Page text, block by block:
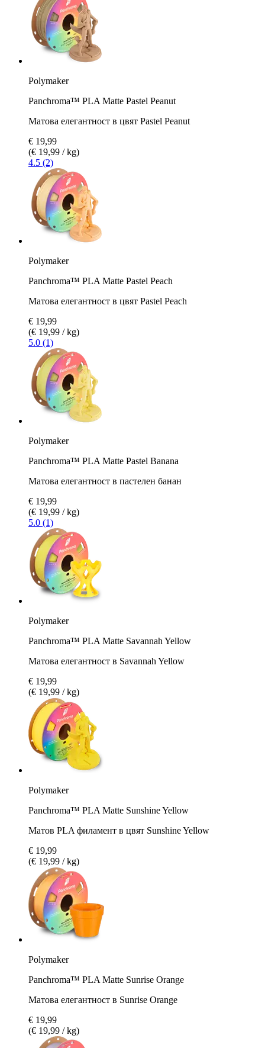
Polymaker
Panchroma™ PLA Matte Pastel Peanut
Матова елегантност в цвят Pastel Peanut
€ 19,99
(€ 19,99 / kg)
4.5 (2)
Polymaker
Panchroma™ PLA Matte Pastel Peach
Матова елегантност в цвят Pastel Peach
€ 19,99
(€ 19,99 / kg)
5.0 (1)
Polymaker
Panchroma™ PLA Matte Pastel Banana
Матова елегантност в пастелен банан
€ 19,99
(€ 19,99 / kg)
5.0 (1)
Polymaker
Panchroma™ PLA Matte Savannah Yellow
Матова елегантност в Savannah Yellow
€ 19,99
(€ 19,99 / kg)
Polymaker
Panchroma™ PLA Matte Sunshine Yellow
Матов PLA филамент в цвят Sunshine Yellow
€ 19,99
(€ 19,99 / kg)
Polymaker
Panchroma™ PLA Matte Sunrise Orange
Матова елегантност в Sunrise Orange
€ 19,99
(€ 19,99 / kg)